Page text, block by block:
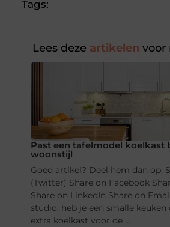
Tags:
Lees deze artikelen voor
Past een tafelmodel koelkast
woonstijl
Goed artikel? Deel hem dan op:
(Twitter) Share on Facebook
Share on LinkedIn Share on
studio, heb je een smalle keuken
extra koelkast voor de ...